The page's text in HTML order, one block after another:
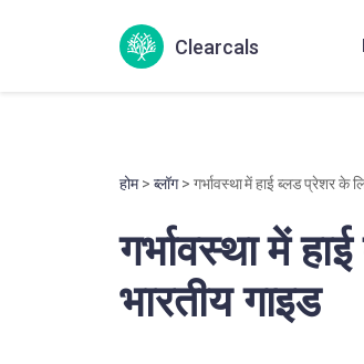
Clearcals
होम> ब्लॉग> गर्भावस्था में हाई ब्लड प्रेशर के
गर्भावस्था में
भारतीय गाइड